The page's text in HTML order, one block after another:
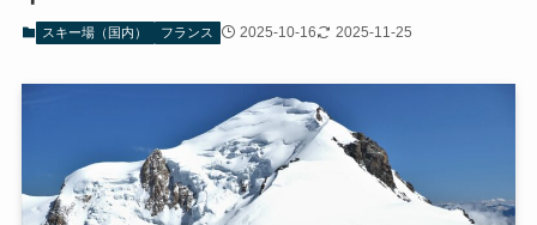
スキー場（国内） フランス 2025-10-16 2025-11-25